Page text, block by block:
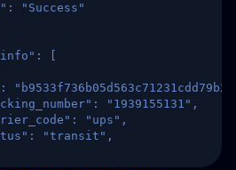
"Success"
[
"1939155131",
"ups",
"transit",